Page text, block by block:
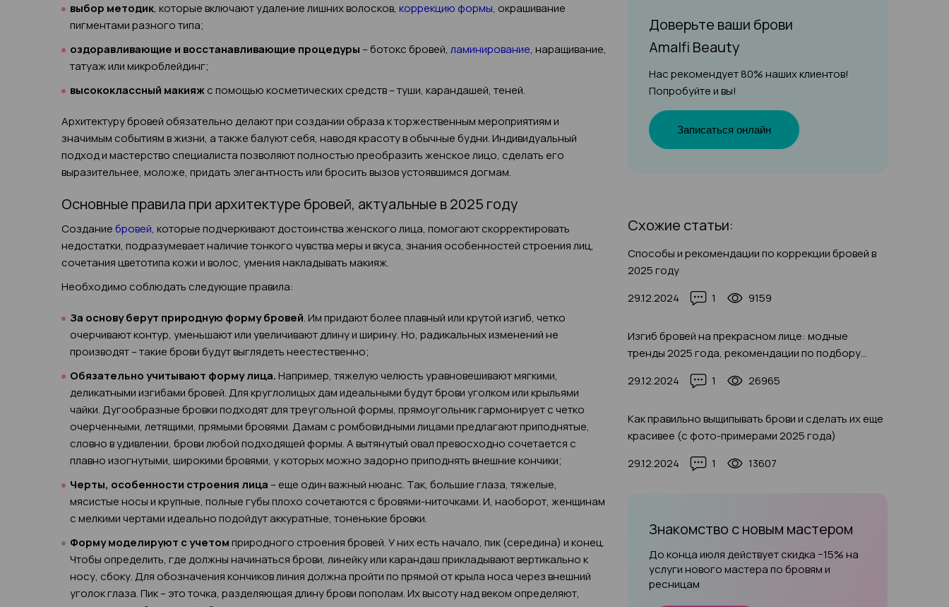
выбор методик, которые включают удаление лишних волосков, коррекцию формы, окрашивание
пигментами разного типа;
оздоравливающие и восстанавливающие процедуры – ботокс бровей, ламинирование, наращивание,
татуаж или микроблейдинг;
высококлассный макияжс помощью косметических средств – туши, карандашей, теней.
Архитектуру бровей обязательно делают при создании образа к торжественным мероприятиям и
значимым событиям в жизни, а также балуют себя, наводя красоту в обычные будни. Индивидуальный
подход и мастерство специалиста позволяют полностью преобразить женское лицо, сделать его
выразительнее, моложе, придать элегантность или бросить вызов устоявшимся догмам.
Основные правила при архитектуре бровей, актуальные в 2025 году
Созданиебровей, которые подчеркивают достоинства женского лица, помогают скорректировать
недостатки, подразумевает наличие тонкого чувства меры и вкуса, знания особенностей строения лиц,
сочетания цветотипа кожи и волос, умения накладывать макияж.
Необходимо соблюдать следующие правила:
За основу берут природную форму бровей. Им придают более плавный или крутой изгиб, четко
очерчивают контур, уменьшают или увеличивают длину и ширину. Но, радикальных изменений не
производят – такие брови будут выглядеть неестественно;
Обязательно учитывают форму лица.Например, тяжелую челюсть уравновешивают мягкими,
деликатными изгибами бровей. Для круглолицых дам идеальными будут брови уголком или крыльями
чайки. Дугообразные бровки подходят для треугольной формы, прямоугольник гармонирует с четко
очерченными, летящими, прямыми бровями. Дамам с ромбовидными лицами предлагают приподнятые,
словно в удивлении, брови любой подходящей формы. А вытянутый овал превосходно сочетается с
плавно изогнутыми, широкими бровями, у которых можно задорно приподнять внешние кончики;
Черты, особенности строения лица – еще один важный нюанс. Так, большие глаза, тяжелые,
мясистые носы и крупные, полные губы плохо сочетаются с бровями-ниточками. И, наоборот, женщинам
с мелкими чертами идеально подойдут аккуратные, тоненькие бровки.
Форму моделируют с учетомприродного строения бровей. У них есть начало, пик (середина) и конец.
Чтобы определить, где должны начинаться брови, линейку или карандаш прикладывают вертикально к
носу, сбоку. Для обозначения кончиков линия должна пройти по прямой от крыла носа через внешний
уголок глаза. Пик – это точка, разделяющая длину брови пополам. Их высоту над веком определяют,
Доверьте ваши брови
Amalfi Beauty
Нас рекомендует 80% наших клиентов!
Попробуйте и вы!
Записаться онлайн
Схожие статьи:
Способы и рекомендации по коррекции бровей в
2025 году
29.12.2024
1 9159
Изгиб бровей на прекрасном лице: модные
тренды 2025 года, рекомендации по подбору
29.12.2024 1 26965
Как правильно выщипывать брови и сделать их еще
красивее (с фото-примерами 2025 года)
29.12.2024
1 13607
Знакомство с новым мастером
До конца июля действует скидка −15% на
услуги нового мастера по бровям и
ресницам